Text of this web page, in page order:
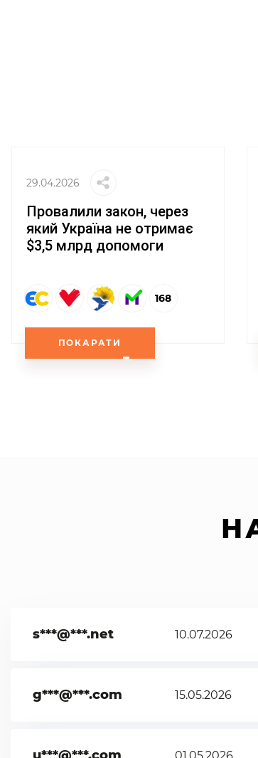
29.04.2026
Провалили закон, через
який Україна не отримає
$3,5 млрд допомоги
168
ПОКАРАТИ
s***@***.net 10.07.2026
g***@***.com 15.05.2026